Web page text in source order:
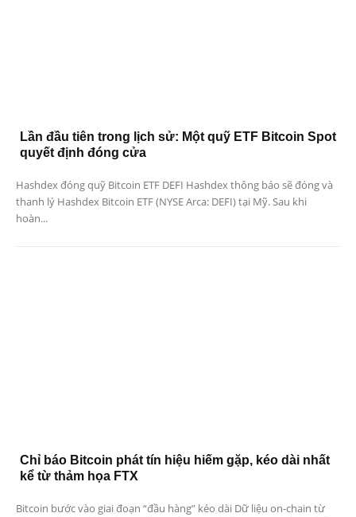
Lần đầu tiên trong lịch sử: Một quỹ ETF Bitcoin Spot
quyết định đóng cửa
Hashdex đóng quỹ Bitcoin ETF DEFI Hashdex thông báo sẽ đóng và
thanh lý Hashdex Bitcoin ETF (NYSE Arca: DEFI) tại Mỹ. Sau khi
hoàn...
Chỉ báo Bitcoin phát tín hiệu hiếm gặp, kéo dài nhất
kể từ thảm họa FTX
Bitcoin bước vào giai đoạn “đầu hàng” kéo dài Dữ liệu on-chain từ